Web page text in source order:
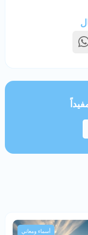
أسماء ومعاني